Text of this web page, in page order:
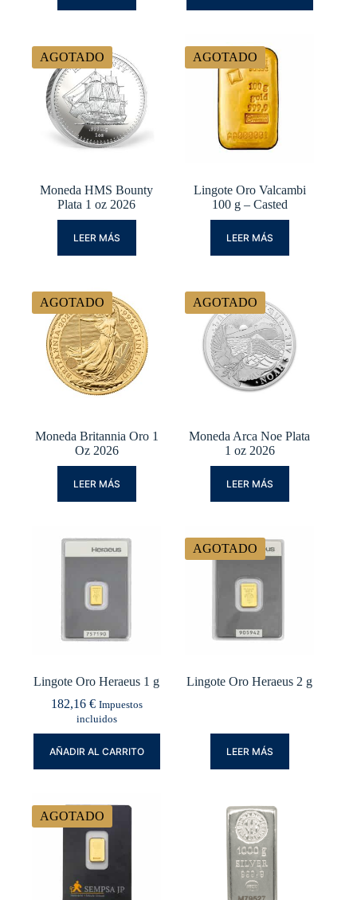
AGOTADO
Moneda HMS Bounty
Plata 1 oz 2026
LEER MÁS
AGOTADO
Lingote Oro Valcambi
100 g – Casted
LEER MÁS
AGOTADO
Moneda Britannia Oro 1
Oz 2026
LEER MÁS
AGOTADO
Moneda Arca Noe Plata
1 oz 2026
LEER MÁS
Lingote Oro Heraeus 1 g
182,16 € Impuestos
incluidos
AÑADIR AL CARRITO
AGOTADO
Lingote Oro Heraeus 2 g
LEER MÁS
AGOTADO